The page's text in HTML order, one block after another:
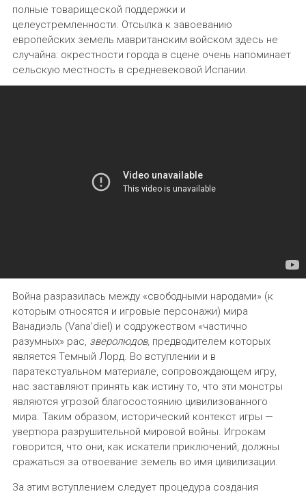
полные товарищеской поддержки и
целеустремленности. Отсылка к завоеванию
европейских земель мавританским войском здесь не
случайна: окрестности города в сцене очень напоминает
сельскую местность в средневековой Испании.
Война разразилась между «свободными народами» (к
которым относятся и игровые персонажи) мира
Ванадиэль (Vana’diel) и содружеством «частично
разумных» рас, зверолюдов, предводителем которых
является Темный Лорд. Во вступлении и в
паратекстуальном материале, сопровождающем игру,
нас заставляют принять как истину то, что эти монстры
являются угрозой благосостоянию цивилизованного
мира. Таким образом, исторический контекст игры —
увертюра разрушительной мировой войны. Игрокам
говорится, что они, как искатели приключений, должны
сражаться за отвоевание земель во имя цивилизации.
За этим вступлением следует процедура создания